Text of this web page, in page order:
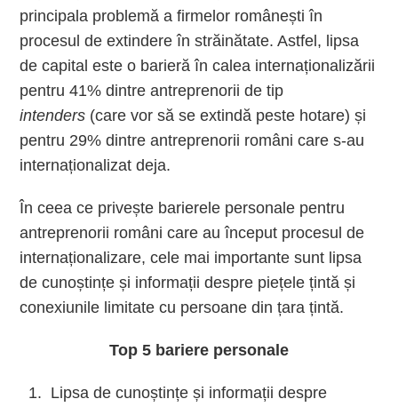
principala problemă a firmelor românești în
procesul de extindere în străinătate. Astfel, lipsa
de capital este o barieră în calea internaționalizării
pentru 41% dintre antreprenorii de tip
intenders (care vor să se extindă peste hotare) și
pentru 29% dintre antreprenorii români care s-au
internaționalizat deja.
În ceea ce privește barierele personale pentru
antreprenorii români care au început procesul de
internaționalizare, cele mai importante sunt lipsa
de cunoștințe și informații despre piețele țintă și
conexiunile limitate cu persoane din țara țintă.
Top 5 bariere personale
Lipsa de cunoștințe și informații despre